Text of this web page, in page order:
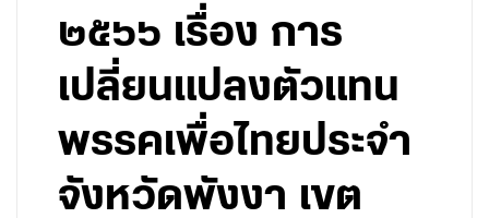
๒๕๖๖ เรื่อง การ
เปลี่ยนแปลงตัวแทน
พรรคเพื่อไทยประจำ
จังหวัดพังงา เขต